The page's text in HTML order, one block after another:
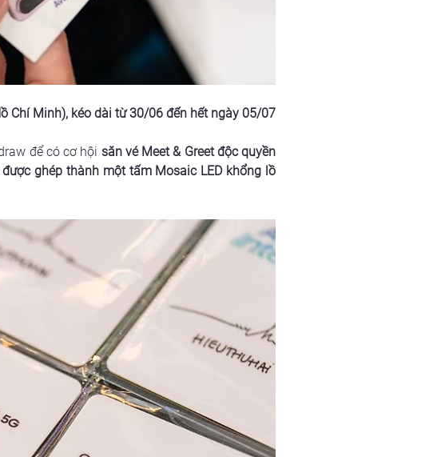
Chí Minh), kéo dài từ 30/06 đến hết ngày 05/07
để có cơ hội săn vé Meet & Greet độc quyền
ghép thành một tấm Mosaic LED khổng lồ